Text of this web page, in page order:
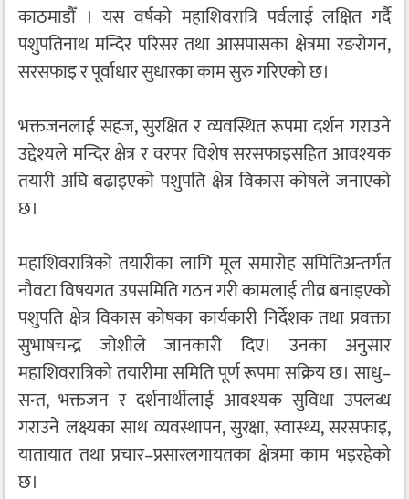
काठमाडौँ । यस वर्षको महाशिवरात्रि पर्वलाई लक्षित गर्दै
पशुपतिनाथ मन्दिर परिसर तथा आसपासका क्षेत्रमा रङरोगन,
सरसफाइ र पूर्वाधार सुधारका काम सुरु गरिएको छ।
भक्तजनलाई सहज, सुरक्षित र व्यवस्थित रूपमा दर्शन गराउने
उद्देश्यले मन्दिर क्षेत्र र वरपर विशेष सरसफाइसहित आवश्यक
तयारी अघि बढाइएको पशुपति क्षेत्र विकास कोषले जनाएको
छ।
महाशिवरात्रिको तयारीका लागि मूल समारोह समितिअन्तर्गत
नौवटा विषयगत उपसमिति गठन गरी कामलाई तीव्र बनाइएको
पशुपति क्षेत्र विकास कोषका कार्यकारी निर्देशक तथा प्रवक्ता
सुभाषचन्द्र जोशीले जानकारी दिए। उनका अनुसार
महाशिवरात्रिको तयारीमा समिति पूर्ण रूपमा सक्रिय छ। साधु–
सन्त, भक्तजन र दर्शनार्थीलाई आवश्यक सुविधा उपलब्ध
गराउने लक्ष्यका साथ व्यवस्थापन, सुरक्षा, स्वास्थ्य, सरसफाइ,
यातायात तथा प्रचार–प्रसारलगायतका क्षेत्रमा काम भइरहेको
छ।